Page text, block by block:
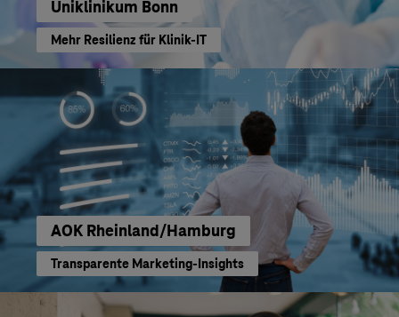
Uniklinikum Bonn
Mehr Resilienz für Klinik-IT
AOK Rheinland/Hamburg
Transparente Marketing-Insights